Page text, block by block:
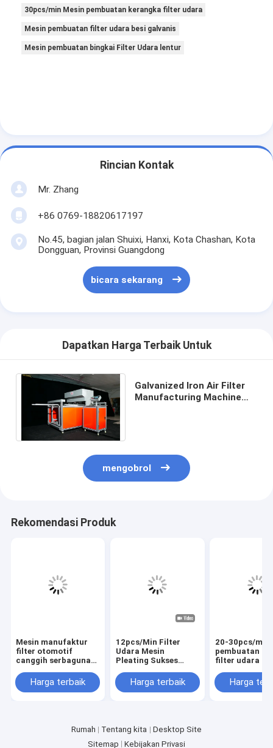
30pcs/min Mesin pembuatan kerangka filter udara
Mesin pembuatan filter udara besi galvanis
Mesin pembuatan bingkai Filter Udara lentur
Rincian Kontak
Mr. Zhang
+86 0769-18820617197
No.45, bagian jalan Shuixi, Hanxi, Kota Chashan, Kota
Dongguan, Provinsi Guangdong
bicara sekarang
Dapatkan Harga Terbaik Untuk
Galvanized Iron Air Filter
Manufacturing Machine
mengobrol
Rekomendasi Produk
Mesin manufaktur
filter otomotif
canggih serbaguna
disesuaikan
Harga terbaik
12pcs/Min Filter
Udara Mesin
Pleating Sukses
Produksi
Harga terbaik
20-30pcs/min
pembuatan
filter udara
skala besar
Harga
Rumah Tentang kita
Desktop Site
Sitemap
Kebijakan Privasi